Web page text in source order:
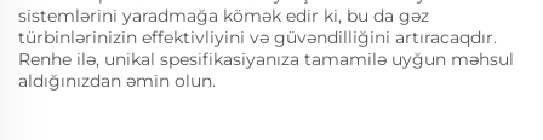
sistemlərini yaradmağa kömək edir ki, bu da gəz
türbinlərinizin effektivliyini və güvəndilliğini artıracaqdır.
Renhe ilə, unikal spesifikasiyanıza tamamilə uyğun məhsul
aldığınızdan əmin olun.